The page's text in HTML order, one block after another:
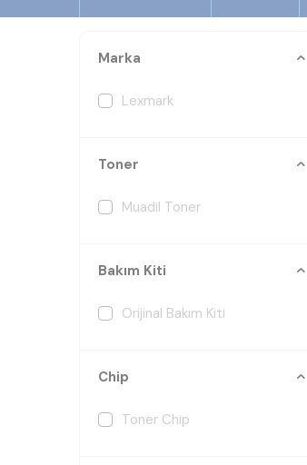
Marka
Lexmark
Toner
Muadil Toner
Bakım Kiti
Orijinal Bakım Kiti
Chip
Toner Chip